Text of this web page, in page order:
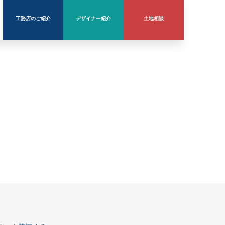
工務店のご紹介 デザイナー紹介 土地相談